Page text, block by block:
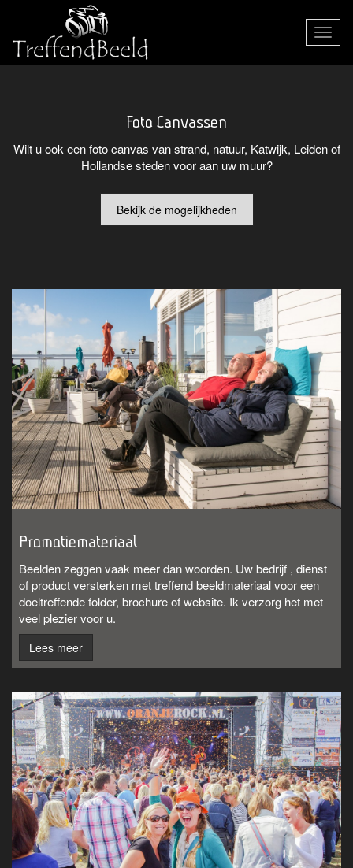
Toggle
Foto Canvassen
Wilt u ook een foto canvas van strand, natuur, Katwijk, Leiden of
Hollandse steden voor aan uw muur?
Bekijk de mogelijkheden
Promotiemateriaal
Beelden zeggen vaak meer dan woorden. Uw bedrijf , dienst
of product versterken met treffend beeldmateriaal voor een
doeltreffende folder, brochure of website. Ik verzorg het met
veel plezier voor u.
Lees meer